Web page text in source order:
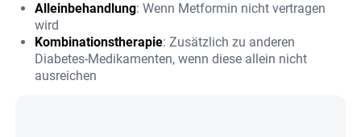
Alleinbehandlung: Wenn Metformin nicht vertragen
wird
Kombinationstherapie: Zusätzlich zu anderen
Diabetes-Medikamenten, wenn diese allein nicht
ausreichen